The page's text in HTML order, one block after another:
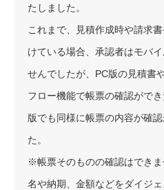
たしました。
これまで、見積作成時や請求
けている場合、承認者はモバ
せんでしたが、PC版の見積書
フロー機能で帳票の確認がで
版でも同様に帳票の内容が確
た。
※帳票そのものの確認はでき
名や納期、金額などをダイジ